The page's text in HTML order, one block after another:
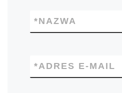
NAZWA
*
ADRES E-MAIL
*